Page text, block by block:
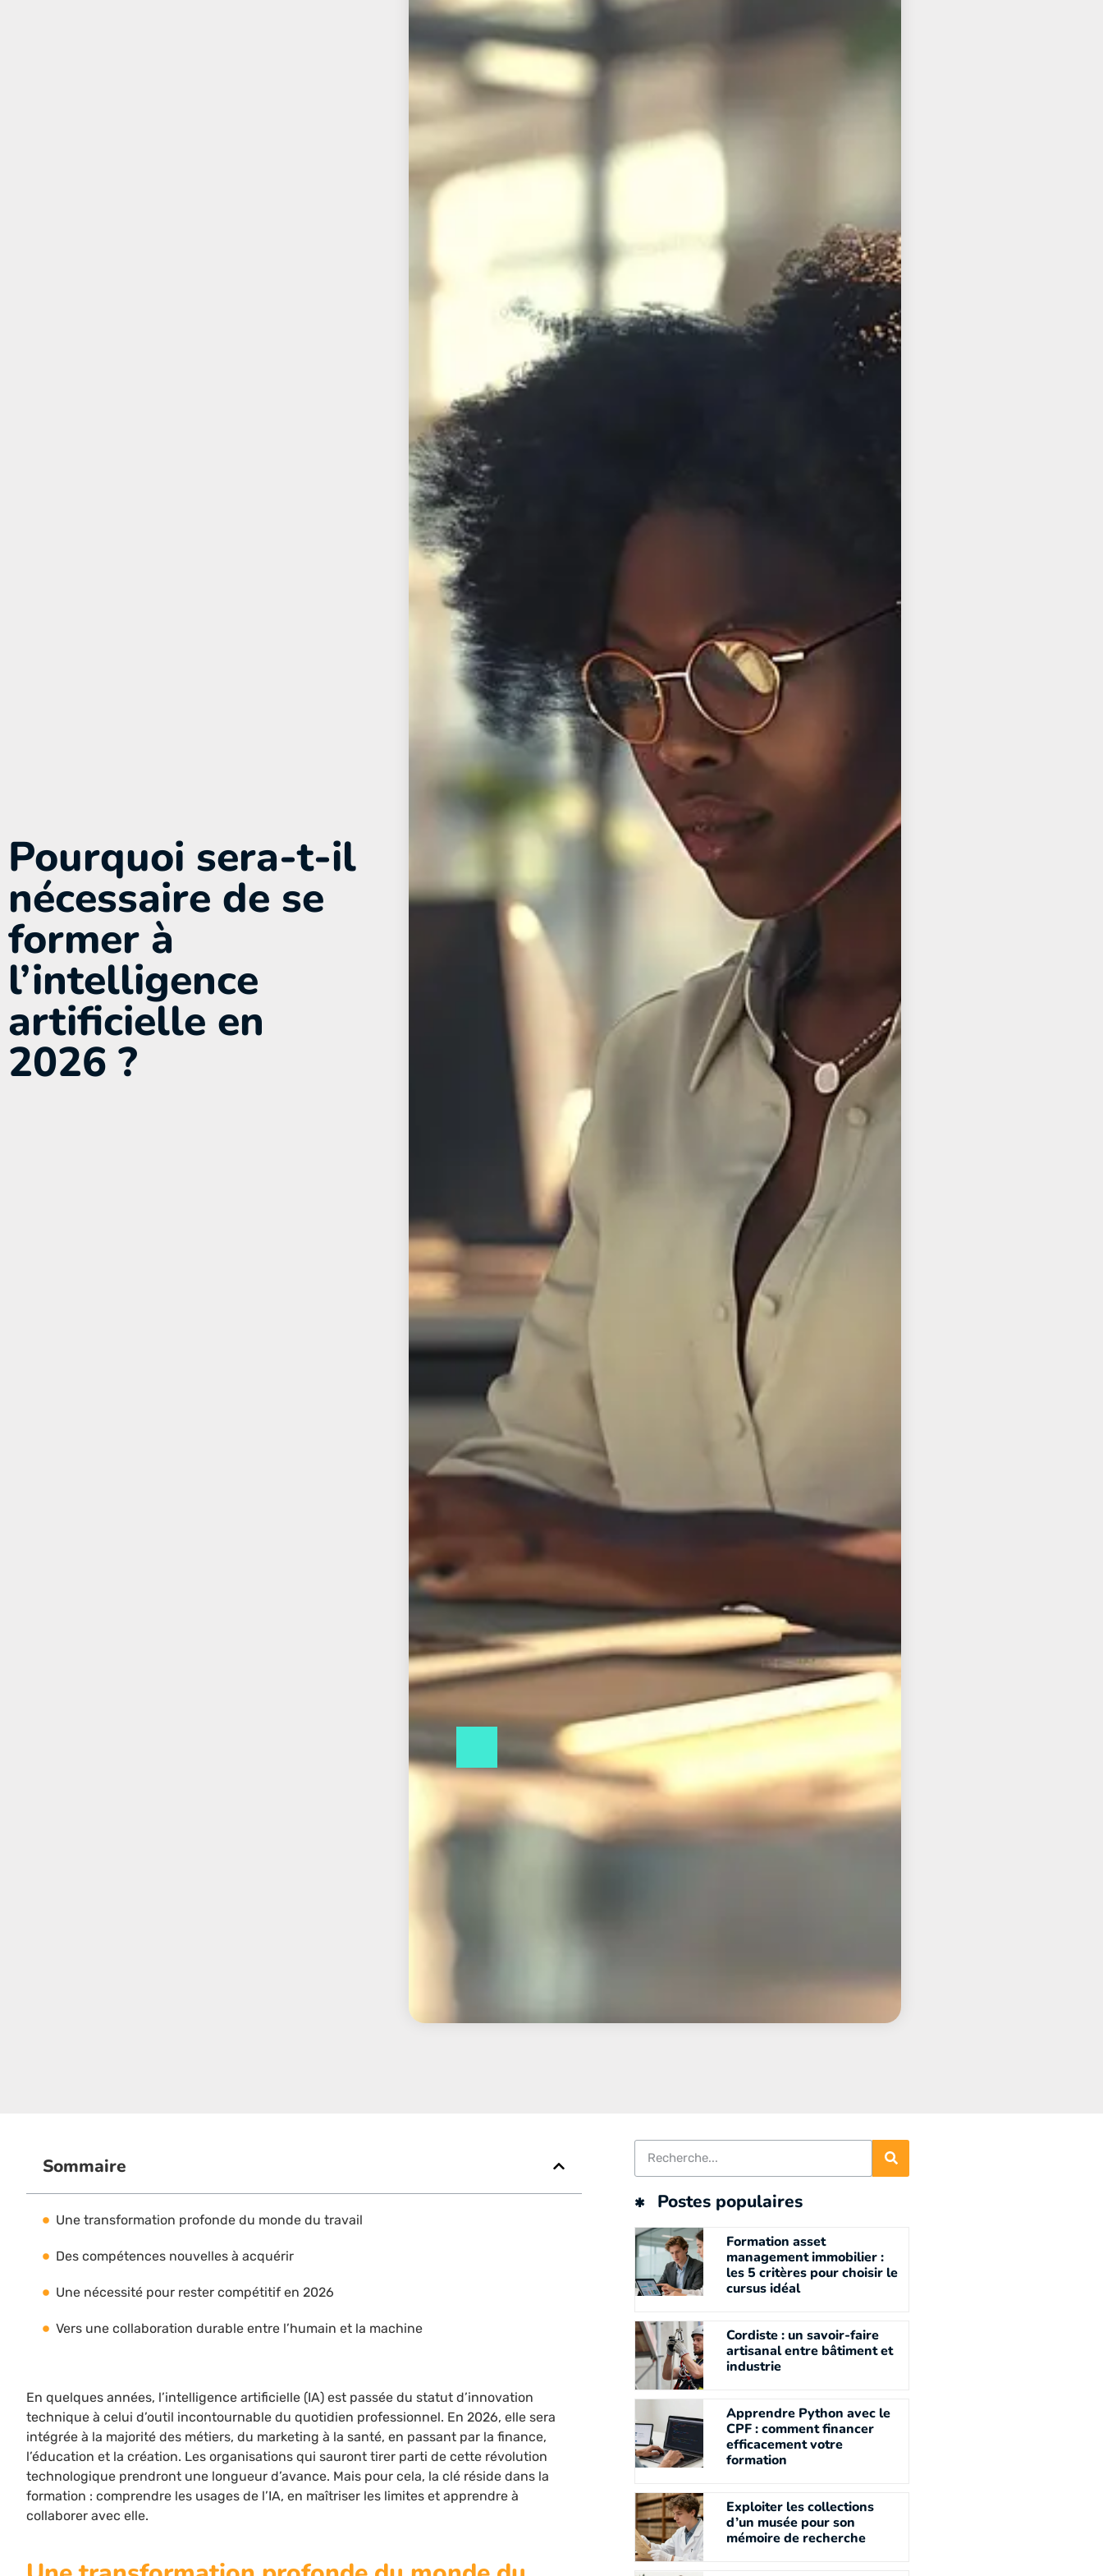
Pourquoi sera-t-il
nécessaire de se
former à
l’intelligence
artificielle en
2026 ?
Sommaire
Une transformation profonde du monde du travail
Des compétences nouvelles à acquérir
Une nécessité pour rester compétitif en 2026
Vers une collaboration durable entre l’humain et la machine
En quelques années, l’intelligence artificielle (IA) est passée du statut d’innovation
technique à celui d’outil incontournable du quotidien professionnel. En 2026, elle sera
intégrée à la majorité des métiers, du marketing à la santé, en passant par la finance,
l’éducation et la création. Les organisations qui sauront tirer parti de cette révolution
technologique prendront une longueur d’avance. Mais pour cela, la clé réside dans la
formation : comprendre les usages de l’IA, en maîtriser les limites et apprendre à
collaborer avec elle.
Postes populaires
Formation asset
management immobilier :
les 5 critères pour choisir le
cursus idéal
Cordiste : un savoir-faire
artisanal entre bâtiment et
industrie
Apprendre Python avec le
CPF : comment financer
efficacement votre
formation
Exploiter les collections
d’un musée pour son
mémoire de recherche